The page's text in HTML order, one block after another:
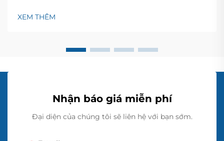
trong những lựa chọn linh hoạt và đáng tin cậy nhất
hiện có dành cho chủ nhà đang tìm cách thiết lập...
XEM THÊM
Nhận báo giá miễn phí
Đại diện của chúng tôi sẽ liên hệ với bạn sớm.